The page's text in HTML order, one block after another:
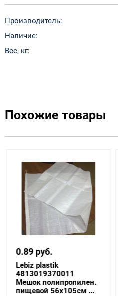
Производитель:
Наличие:
Вес, кг:
Похожие товары
0.89 руб.
Lebiz plastik
4813019370011
Мешок полипропилен.
пищевой 56x105см ...